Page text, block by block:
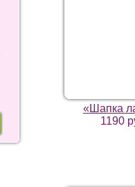
«Шапка
1190